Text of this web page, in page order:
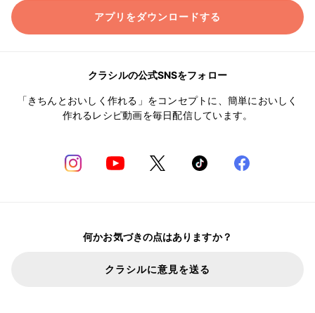
アプリをダウンロードする
クラシルの公式SNSをフォロー
「きちんとおいしく作れる」をコンセプトに、簡単においしく
作れるレシピ動画を毎日配信しています。
何かお気づきの点はありますか？
クラシルに意見を送る